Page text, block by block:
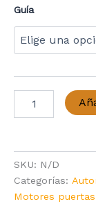
Guía
ROSSO
cantidad
SKU: N/D
Categorías:
Motores